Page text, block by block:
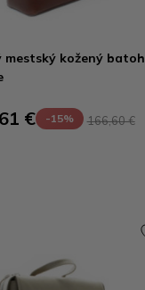
mestský kožený batoh
€ -15% 166,60 €